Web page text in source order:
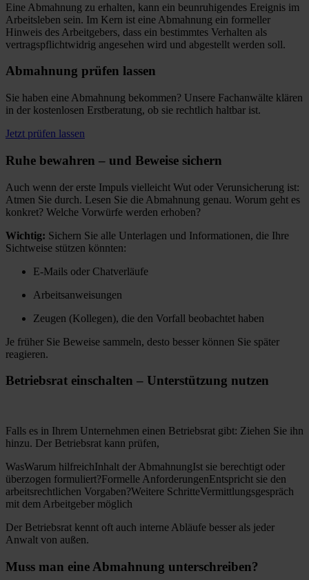
Eine Abmahnung zu erhalten, kann ein beunruhigendes Ereignis im
Arbeitsleben sein. Im Kern ist eine Abmahnung ein formeller
Hinweis des Arbeitgebers, dass ein bestimmtes Verhalten als
vertragspflichtwidrig angesehen wird und abgestellt werden soll.
Abmahnung prüfen lassen
Sie haben eine Abmahnung bekommen? Unsere Fachanwälte klären
in der kostenlosen Erstberatung, ob sie rechtlich haltbar ist.
Jetzt prüfen lassen
Ruhe bewahren – und Beweise sichern
Auch wenn der erste Impuls vielleicht Wut oder Verunsicherung ist:
Atmen Sie durch. Lesen Sie die Abmahnung genau. Worum geht es
konkret? Welche Vorwürfe werden erhoben?
Wichtig: Sichern Sie alle Unterlagen und Informationen, die Ihre
Sichtweise stützen könnten:
E-Mails oder Chatverläufe
Arbeitsanweisungen
Zeugen (Kollegen), die den Vorfall beobachtet haben
Je früher Sie Beweise sammeln, desto besser können Sie später
reagieren.
Betriebsrat einschalten – Unterstützung nutzen
Falls es in Ihrem Unternehmen einen Betriebsrat gibt: Ziehen Sie ihn
hinzu. Der Betriebsrat kann prüfen,
WasWarum hilfreichInhalt der AbmahnungIst sie berechtigt oder
überzogen formuliert?Formelle AnforderungenEntspricht sie den
arbeitsrechtlichen Vorgaben?Weitere SchritteVermittlungsgespräch
mit dem Arbeitgeber möglich
Der Betriebsrat kennt oft auch interne Abläufe besser als jeder
Anwalt von außen.
Muss man eine Abmahnung unterschreiben?